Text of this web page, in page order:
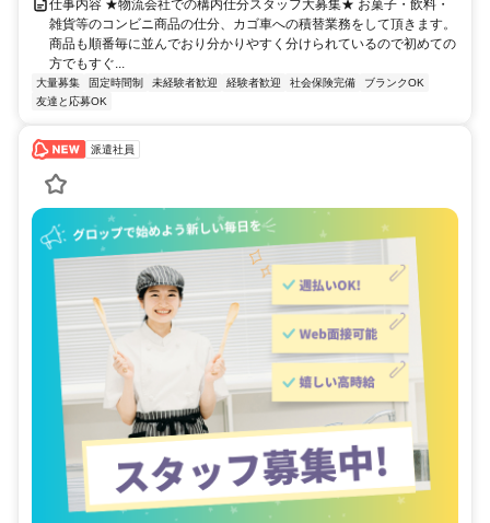
仕事内容 ★物流会社での構内仕分スタッフ大募集★ お菓子・飲料・
雑貨等のコンビニ商品の仕分、カゴ車への積替業務をして頂きます。
商品も順番毎に並んでおり分かりやすく分けられているので初めての
方でもすぐ...
大量募集 固定時間制 未経験者歓迎 経験者歓迎 社会保険完備
ブランクOK
友達と応募OK
派遣社員